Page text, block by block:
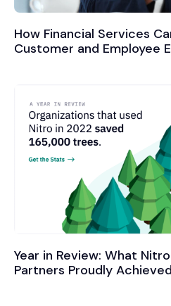
How Financial Services
Customer and Employee
Year in Review: What
Partners Proudly